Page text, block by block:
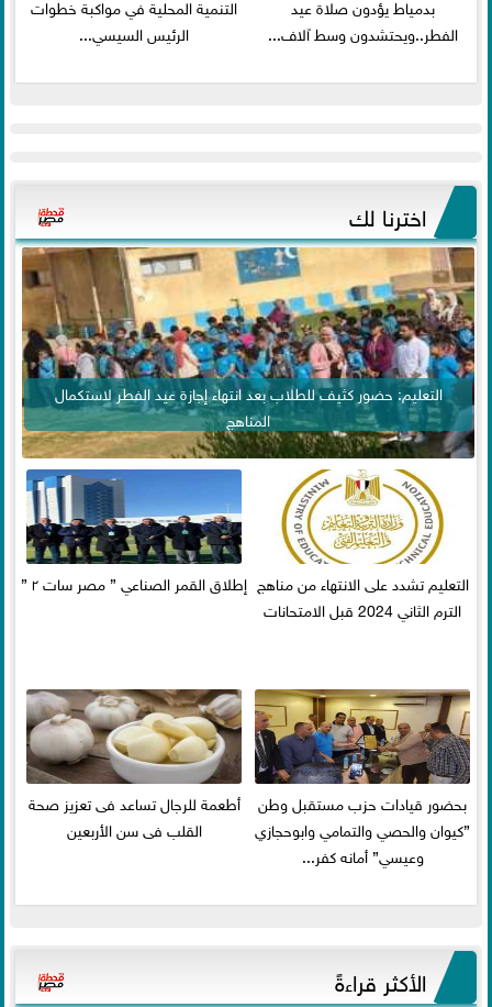
بدمياط يؤدون صلاة عيد
الفطر..ويحتشدون وسط آلاف...
التنمية المحلية في مواكبة خطوات
الرئيس السيسي...
اخترنا لك
التعليم: حضور كثيف للطلاب بعد انتهاء إجازة عيد الفطر لاستكمال
المناهج
التعليم تشدد على الانتهاء من مناهج
الترم الثاني 2024 قبل الامتحانات
إطلاق القمر الصناعي ” مصر سات ٢ ”
بحضور قيادات حزب مستقبل وطن
”كيوان والحصي والتمامي وابوحجازي
وعيسي” أمانه كفر...
أطعمة للرجال تساعد فى تعزيز صحة
القلب فى سن الأربعين
الأكثر قراءةً